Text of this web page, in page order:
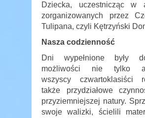
Dziecka, uczestnicząc w
zorganizowanych przez
Tulipana, czyli Kętrzyński
Nasza codzienność
Dni wypełnione były
możliwości nie tylko
wszyscy czwartoklasiści
także przydziałowe
przyziemniejszej natury.
swoje walizki, ścielili